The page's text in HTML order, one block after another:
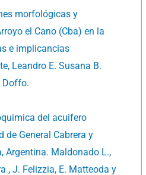
morfológicas y
el Cano (Cba) en la
e implicancias
Leandro E. Susana B.
Doffo.
del acuifero
General Cabrera y
Argentina. Maldonado L.,
, J. Felizzia, E. Matteoda y